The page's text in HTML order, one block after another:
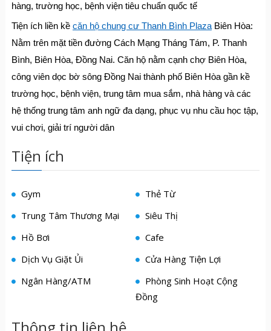
hàng, trường học, bệnh viện tiêu chuẩn quốc tế
Tiện ích liền kề căn hộ chung cư Thanh Bình PlazaBiên Hòa:
Nằm trên mặt tiền đường Cách Mạng Tháng Tám, P. Thanh
Bình, Biên Hòa, Đồng Nai. Căn hộ nằm cạnh chợ Biên Hòa,
công viên dọc bờ sông Đồng Nai thành phố Biên Hòa gần kề
trường học, bệnh viện, trung tâm mua sắm, nhà hàng và các
hệ thống trung tâm anh ngữ đa dạng, phục vụ nhu cầu học tập,
vui chơi, giải trí người dân
Tiện ích
Gym
Thẻ Từ
Trung Tâm Thương Mại
Siêu Thị
Hồ Bơi
Cafe
Dịch Vụ Giặt Ủi
Cửa Hàng Tiện Lợi
Ngân Hàng/ATM
Phòng Sinh Hoạt Cộng
Đồng